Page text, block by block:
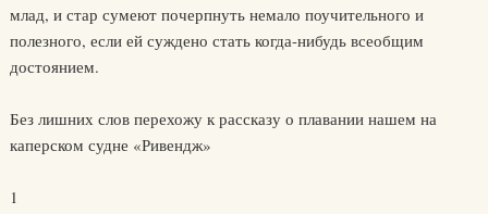
млад, и стар сумеют почерпнуть немало поучительного и
полезного, если ей суждено стать когда-нибудь всеобщим
достоянием.
Без лишних слов перехожу к рассказу о плавании нашем на
каперском судне «Ривендж»
1